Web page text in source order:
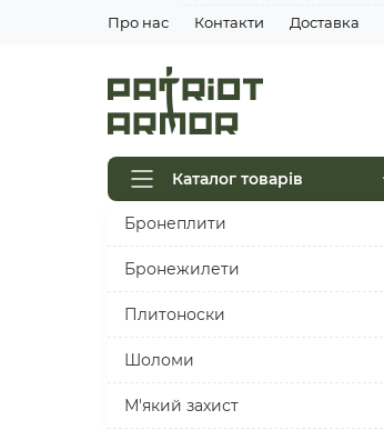
Про нас Контакти Доставка
Каталог товарів
Бронеплити
Бронежилети
Плитоноски
Шоломи
М'який захист
Мультикам